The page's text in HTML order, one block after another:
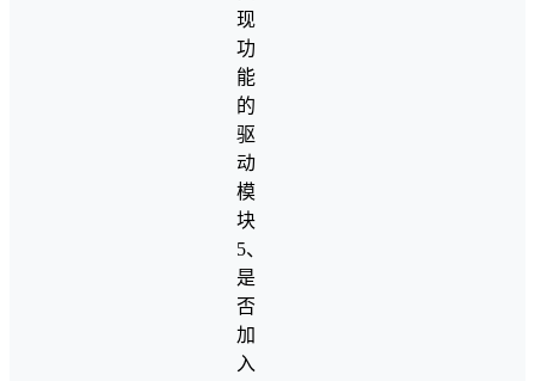
现
功
能
的
驱
动
模
块
5、
是
否
加
入